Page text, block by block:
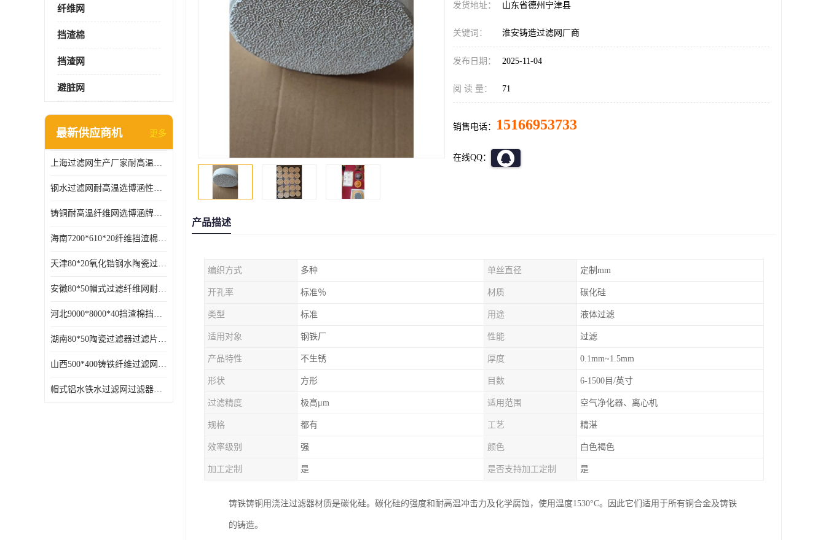
纤维网
挡渣棉
挡渣网
避脏网
最新供应商机 更多
上海过滤网生产厂家耐高温可定制供应及时
钢水过滤网耐高温选博涵性能稳定价格合适
铸铜耐高温纤维网选博涵牌质量稳定
海南7200*610*20纤维挡渣棉耐高温
天津80*20氧化锆钢水陶瓷过滤器过滤效果明显
安徽80*50帽式过滤纤维网耐高温
河北9000*8000*40挡渣棉挡渣效果好耐高温
湖南80*50陶瓷过滤器过滤片过滤网效果好耐高温
山西500*400铸铁纤维过滤网方形网圆形网
帽式铝水铁水过滤网过滤器耐高温
发货地址： 山东省德州宁津县
关键词： 淮安铸造过滤网厂商
发布日期： 2025-11-04
阅 读 量： 71
销售电话： 15166953733
在线QQ：
产品描述
编织方式 多种 单丝直径 定制mm
开孔率 标准％ 材质 碳化硅
类型 标准 用途 液体过滤
适用对象 钢铁厂 性能 过滤
产品特性 不生锈 厚度 0.1mm~1.5mm
形状 方形 目数 6-1500目/英寸
过滤精度 极高μm 适用范围 空气净化器、离心机
规格 都有 工艺 精湛
效率级别 强 颜色 白色褐色
加工定制 是 是否支持加工定制 是
铸铁铸铜用浇注过滤器材质是碳化硅。碳化硅的强度和耐高温冲击力及化学腐蚀，使用温度1530°C。因此它们适用于所有铜合金及铸铁
的铸造。